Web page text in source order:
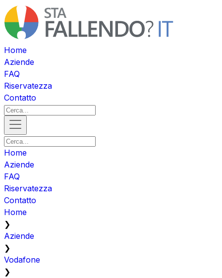
Home
Aziende
FAQ
Riservatezza
Contatto
Home
Aziende
FAQ
Riservatezza
Contatto
Home
❯
Aziende
❯
Vodafone
❯